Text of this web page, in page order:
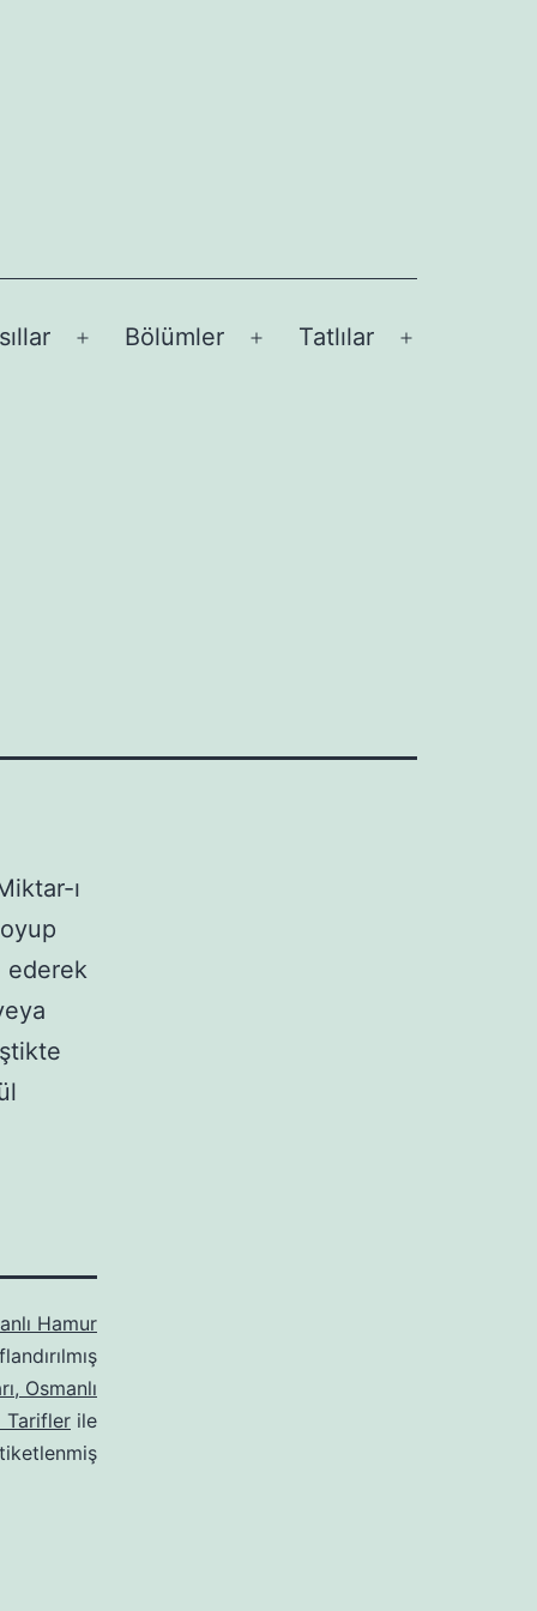
Menüyü
Bölümler
Menüyü
Tatlılar
ı
ederek
Hamur
Osmanlı
Tarifler ile